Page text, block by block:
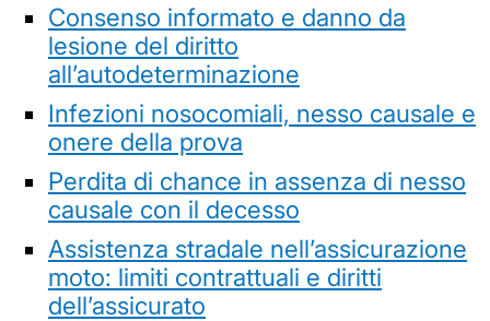
Consenso informato e danno da
lesione del diritto
all’autodeterminazione
Infezioni nosocomiali, nesso causale e
onere della prova
Perdita di chance in assenza di nesso
causale con il decesso
Assistenza stradale nell’assicurazione
moto: limiti contrattuali e diritti
dell’assicurato